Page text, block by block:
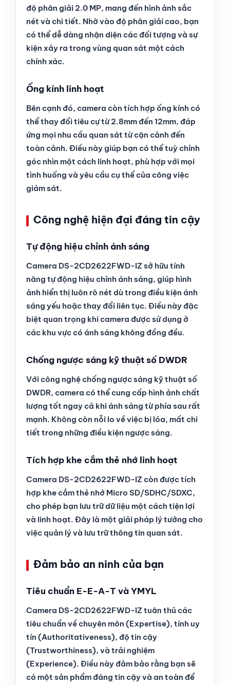
độ phân giải 2.0 MP, mang đến hình ảnh sắc
nét và chi tiết. Nhờ vào độ phân giải cao, bạn
có thể dễ dàng nhận diện các đối tượng và sự
kiện xảy ra trong vùng quan sát một cách
chính xác.
Ống kính linh hoạt
Bên cạnh đó, camera còn tích hợp ống kính có
thể thay đổi tiêu cự từ 2.8mm đến 12mm, đáp
ứng mọi nhu cầu quan sát từ cận cảnh đến
toàn cảnh. Điều này giúp bạn có thể tuỳ chỉnh
góc nhìn một cách linh hoạt, phù hợp với mọi
tình huống và yêu cầu cụ thể của công việc
giám sát.
Công nghệ hiện đại đáng tin cậy
Tự động hiệu chỉnh ánh sáng
Camera DS-2CD2622FWD-IZ sở hữu tính
năng tự động hiệu chỉnh ánh sáng, giúp hình
ảnh hiển thị luôn rõ nét dù trong điều kiện ánh
sáng yếu hoặc thay đổi liên tục. Điều này đặc
biệt quan trọng khi camera được sử dụng ở
các khu vực có ánh sáng không đồng đều.
Chống ngược sáng kỹ thuật số DWDR
Với công nghệ chống ngược sáng kỹ thuật số
DWDR, camera có thể cung cấp hình ảnh chất
lượng tốt ngay cả khi ánh sáng từ phía sau rất
mạnh. Không còn nỗi lo về việc bị lóa, mất chi
tiết trong những điều kiện ngược sáng.
Tích hợp khe cắm thẻ nhớ linh hoạt
Camera DS-2CD2622FWD-IZ còn được tích
hợp khe cắm thẻ nhớ Micro SD/SDHC/SDXC,
cho phép bạn lưu trữ dữ liệu một cách tiện lợi
và linh hoạt. Đây là một giải pháp lý tưởng cho
việc quản lý và lưu trữ thông tin quan sát.
Đảm bảo an ninh của bạn
Tiêu chuẩn E-E-A-T và YMYL
Camera DS-2CD2622FWD-IZ tuân thủ các
tiêu chuẩn về chuyên môn (Expertise), tính uy
tín (Authoritativeness), độ tin cậy
(Trustworthiness), và trải nghiệm
(Experience). Điều này đảm bảo rằng bạn sẽ
có một sản phẩm đáng tin cậy và an toàn để